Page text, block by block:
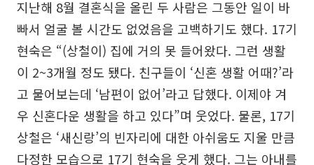
지난해 8월 결혼식을 올린 두 사람은 그동안 일이 바
빠서 얼굴 볼 시간도 없었음을 고백하기도 했다. 17기
현숙은 “(상철이) 집에 거의 못 들어왔다. 그런 생활
이 2~3개월 정도 됐다. 친구들이 ‘신혼 생활 어때?’라
고 물어보는데 ‘남편이 없어’라고 답했다. 이제야 겨
우 신혼다운 생활을 하고 있다”며 웃었다. 물론, 17기
상철은 ‘새신랑’의 빈자리에 대한 아쉬움도 지울 만큼
다정한 모습으로 17기 현숙을 웃게 했다. 그는 아내를